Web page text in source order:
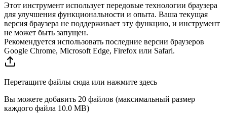
Этот инструмент использует передовые технологии браузера
для улучшения функциональности и опыта. Ваша текущая
версия браузера не поддерживает эту функцию, и инструмент
не может быть запущен.
Рекомендуется использовать последние версии браузеров
Google Chrome, Microsoft Edge, Firefox или Safari.
Перетащите файлы сюда или нажмите здесь
Вы можете добавить 20 файлов (максимальный размер
каждого файла 10.0 MB)